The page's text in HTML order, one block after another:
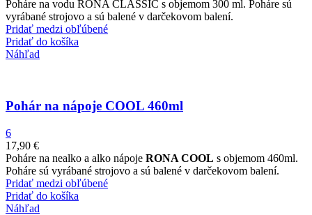
Poháre na vodu RONA CLASSIC s objemom 300 ml. Poháre sú
vyrábané strojovo a sú balené v darčekovom balení.
Pridať medzi obľúbené
Pridať do košíka
Náhľad
Pohár na nápoje COOL 460ml
6
17,90 €
Poháre na nealko a alko nápoje RONA COOL s objemom 460ml.
Poháre sú vyrábané strojovo a sú balené v darčekovom balení.
Pridať medzi obľúbené
Pridať do košíka
Náhľad